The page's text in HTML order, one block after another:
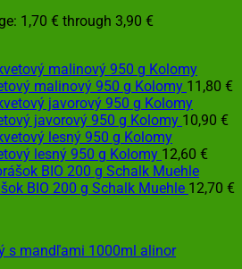
1,70 € through 3,90 €
malinový 950 g Kolomy 11,80 €
javorový 950 g Kolomy 10,90 €
lesný 950 g Kolomy 12,60 €
BIO 200 g Schalk Muehle 12,70 €